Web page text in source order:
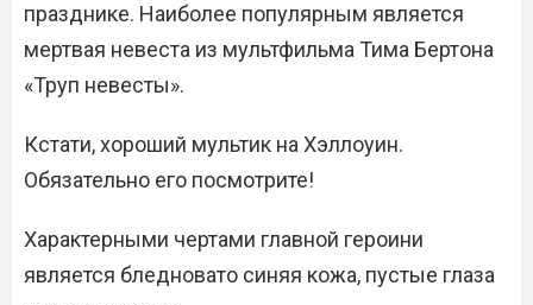
празднике. Наиболее популярным является
мертвая невеста из мультфильма Тима Бертона
«Труп невесты».
Кстати, хороший мультик на Хэллоуин.
Обязательно его посмотрите!
Характерными чертами главной героини
является бледновато синяя кожа, пустые глаза